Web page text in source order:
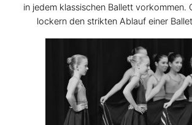
in jedem klassischen Ballett vorkommen.
lockern den strikten Ablauf einer